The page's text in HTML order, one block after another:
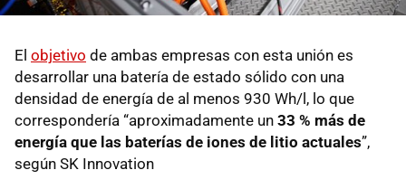
El objetivo de ambas empresas con esta unión es
desarrollar una batería de estado sólido con una
densidad de energía de al menos 930 Wh/l, lo que
correspondería “aproximadamente un 33 % más de
energía que las baterías de iones de litio actuales”,
según SK Innovation